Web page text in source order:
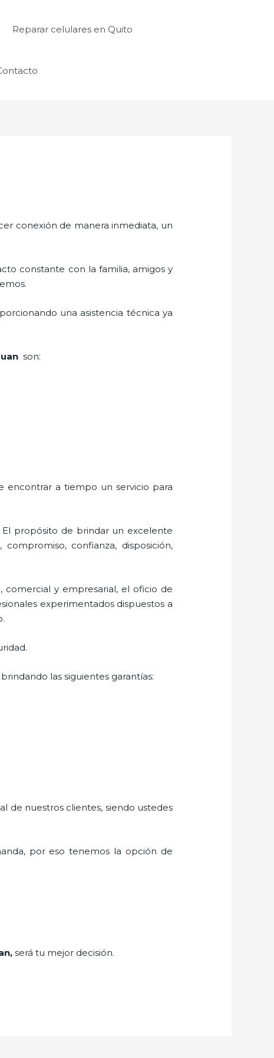
Reparar celulares en Quito
conexión de manera inmediata, un
constante con la familia, amigos y
una asistencia técnica ya
son:
encontrar a tiempo un servicio para
propósito de brindar un excelente
confianza, disposición,
comercial y empresarial, el oficio de
experimentados dispuestos a
las siguientes garantías:
de nuestros clientes, siendo ustedes
por eso tenemos la opción de
será tu mejor decisión.